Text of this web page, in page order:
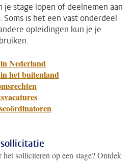
je stage lopen of deelnemen aan
is het een vast onderdeel
opleidingen kun je je
Nederland
het buitenland
solliciteren op een stage? Ontdek